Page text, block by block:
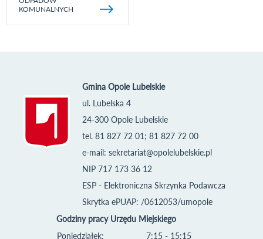
KOMUNALNYCH
Gmina Opole Lubelskie
ul. Lubelska 4
24-300 Opole Lubelskie
tel. 81 827 72 01; 81 827 72 00
e-mail: sekretariat@opolelubelskie.pl
NIP 717 173 36 12
ESP - Elektroniczna Skrzynka Podawcza
Skrytka ePUAP: /0612053/umopole
Godziny pracy Urzędu Miejskiego
Poniedziałek:
7:15 - 15:15